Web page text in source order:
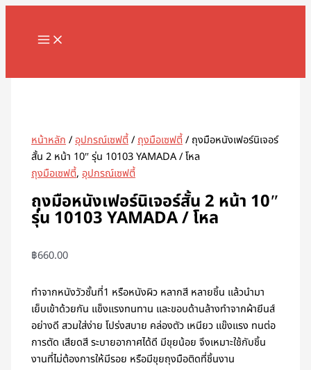
Skip
content
MAIN
หน้าหลัก/อุปกรณ์เซฟตี้/ถุงมือเซฟตี้/ ถุงมือหนังเฟอร์นิเจอร์
สั้น 2 หน้า 10″ รุ่น 10103 YAMADA / โหล
ถุงมือเซฟตี้,อุปกรณ์เซฟตี้
ถุงมือหนังเฟอร์นิเจอร์สั้น 2 หน้า 10″
รุ่น 10103 YAMADA / โหล
฿660.00
ทำจากหนังวัวชั้นที่1 หรือหนังผิว หลากสี หลายชิ้น แล้วนำมา
เย็บเข้าด้วยกัน แข็งแรงทนทาน และขอบด้านล้างทำจากผ้ายีนส์
อย่างดี สวมใส่ง่าย โปร่งสบาย คล่องตัว เหนียว แข๊งแรง ทนต่อ
การตัด เสียดสี ระบายอากาศได้ดี มีขุยน้อย จึงเหมาะใช้กับชิ้น
งานที่ไม่ต้องการให้มีรอย หรือมีขุยถุงมือติดที่ชิ้นงาน
จำนวน
หนัง
สั้น
รุ่น
10103
YAMADA
โหล
ชิ้น